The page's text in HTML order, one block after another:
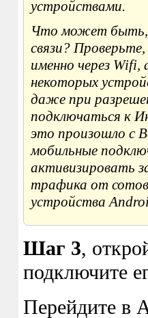
устройствами.
Что может быть,
связи?
именно через Wifi,
некоторых
даже при
подключаться к
это произошло с
мобильные
активизировать
трафика от
устройства
Шаг 3,
подключите
Перейдите в